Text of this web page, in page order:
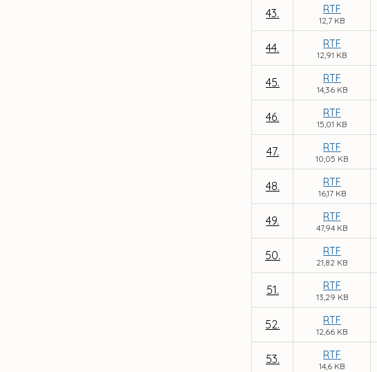
43. RTF
12,7 KB
44. RTF
12,91 KB
45. RTF
14,36 KB
46. RTF
15,01 KB
47. RTF
10,05 KB
48. RTF
16,17 KB
49. RTF
47,94 KB
50. RTF
21,82 KB
51. RTF
13,29 KB
52. RTF
12,66 KB
53. RTF
14,6 KB